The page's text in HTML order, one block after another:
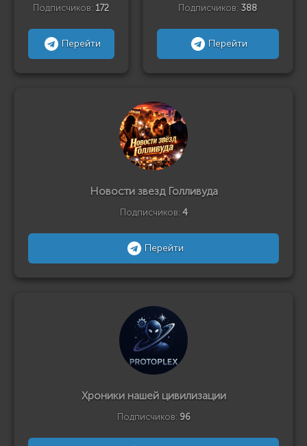
Подписчиков: 172
Перейти
Подписчиков: 388
Перейти
Новости звезд Голливуда
Подписчиков: 4
Перейти
Хроники нашей цивилизации
Подписчиков: 96